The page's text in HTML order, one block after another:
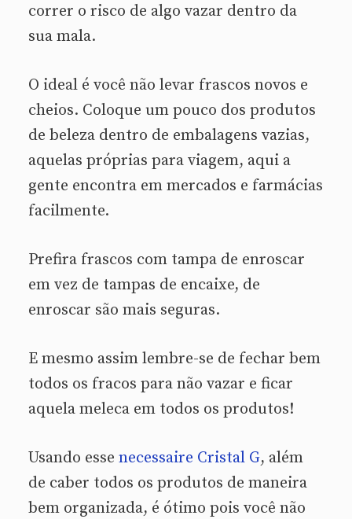
correr o risco de algo vazar dentro da
sua mala.
O ideal é você não levar frascos novos e
cheios. Coloque um pouco dos produtos
de beleza dentro de embalagens vazias,
aquelas próprias para viagem, aqui a
gente encontra em mercados e farmácias
facilmente.
Prefira frascos com tampa de enroscar
em vez de tampas de encaixe, de
enroscar são mais seguras.
E mesmo assim lembre-se de fechar bem
todos os fracos para não vazar e ficar
aquela meleca em todos os produtos!
Usando esse necessaire Cristal G, além
de caber todos os produtos de maneira
bem organizada, é ótimo pois você não